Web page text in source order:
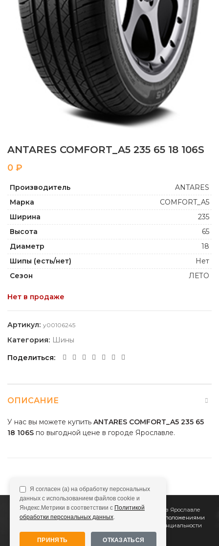
ANTARES COMFORT_A5 235 65 18 106S
₽
Производитель
ANTARES
Марка
COMFORT_A5
Ширина
235
Высота
65
Диаметр
18
Шипы (есть/нет)
Нет
Сезон
ЛЕТО
Нет в продаже
Артикул: y00106245
Категория: Шины
Поделиться
ОПИСАНИЕ
У нас вы можете купить ANTARES COMFORT_A5 235 65
18 106S по выгодной цене в городе Ярославле.
2011Все Колёса Интернет-магазин шин и дисков в Ярославле
Сайт не является публичной офертой, определяемой положениями
Политике конфиденциальности
Я согласен (а) на обработку персональных
данных с использованием файлов cookie и
Яндекс.Метрики в соответствии с Политикой
обработки персональных данных.
ПРИНЯТЬ ОТКАЗАТЬСЯ